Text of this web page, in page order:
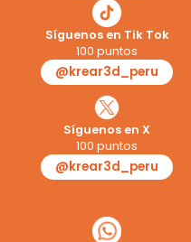
Síguenos en Tik Tok
100 puntos
@krear3d_peru
Síguenos en X
100 puntos
@krear3d_peru